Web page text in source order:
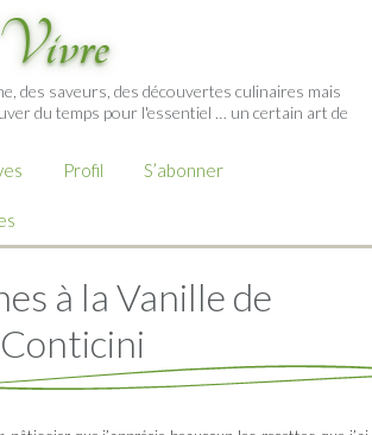
des saveurs, des découvertes culinaires mais
du temps pour l'essentiel … un certain art de
Profil S’abonner
à la Vanille de